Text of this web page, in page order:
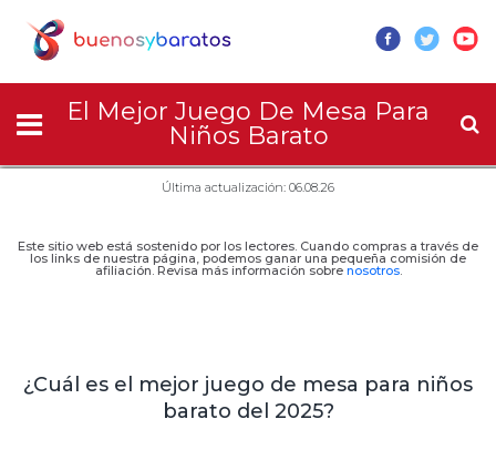
El Mejor Juego De Mesa Para
Niños Barato
Última actualización: 06.08.26
Este sitio web está sostenido por los lectores. Cuando compras a través de
los links de nuestra página, podemos ganar una pequeña comisión de
afiliación. Revisa más información sobre nosotros.
¿Cuál es el mejor juego de mesa para niños
barato del 2025?